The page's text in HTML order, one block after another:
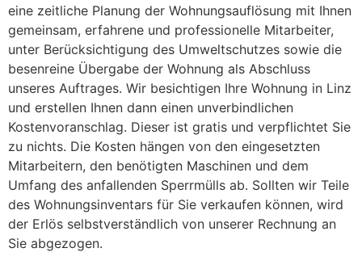
eine zeitliche Planung der Wohnungsauflösung mit Ihnen
gemeinsam, erfahrene und professionelle Mitarbeiter,
unter Berücksichtigung des Umweltschutzes sowie die
besenreine Übergabe der Wohnung als Abschluss
unseres Auftrages. Wir besichtigen Ihre Wohnung in Linz
und erstellen Ihnen dann einen unverbindlichen
Kostenvoranschlag. Dieser ist gratis und verpflichtet Sie
zu nichts. Die Kosten hängen von den eingesetzten
Mitarbeitern, den benötigten Maschinen und dem
Umfang des anfallenden Sperrmülls ab. Sollten wir Teile
des Wohnungsinventars für Sie verkaufen können, wird
der Erlös selbstverständlich von unserer Rechnung an
Sie abgezogen.